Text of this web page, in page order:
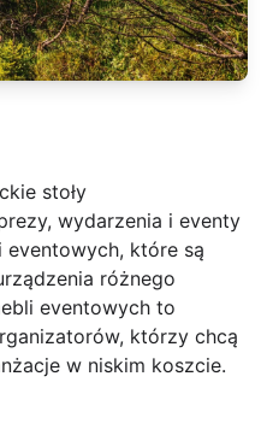
stoły
wydarzenia i eventy
które są
różnego
eventowych to
którzy chcą
w niskim koszcie.